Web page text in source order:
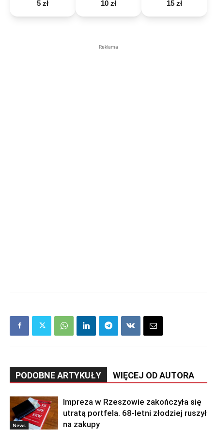
5 zł 10 zł 15 zł
Reklama
PODOBNE ARTYKUŁY WIĘCEJ OD AUTORA
News
Impreza w Rzeszowie zakończyła się
utratą portfela. 68-letni złodziej ruszył
na zakupy